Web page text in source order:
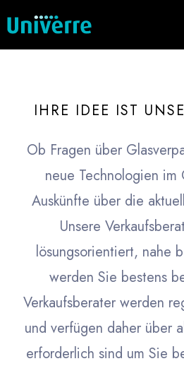
IHRE IDEE IST
Ob Fragen über
neue Technologien im
Auskünfte über die
Unsere
lösungsorientiert, nahe
werden Sie bestens
Verkaufsberater werden
und verfügen daher über
erforderlich sind um Sie